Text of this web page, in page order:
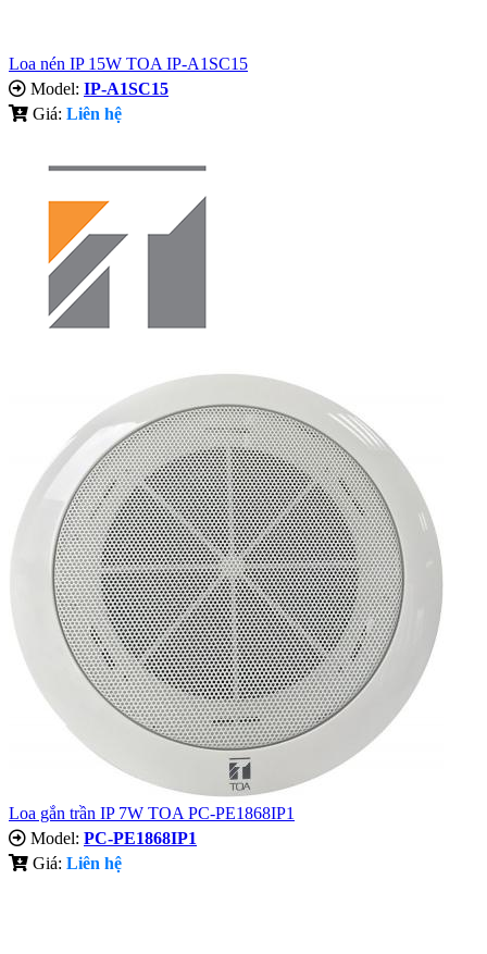
Loa nén IP 15W TOA IP-A1SC15
Model: IP-A1SC15
Giá: Liên hệ
Loa gắn trần IP 7W TOA PC-PE1868IP1
Model: PC-PE1868IP1
Giá: Liên hệ